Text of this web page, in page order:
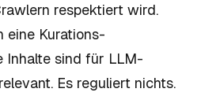
respektiert wird.
eine Kurations-
Inhalte sind für LLM-
Es reguliert nichts.